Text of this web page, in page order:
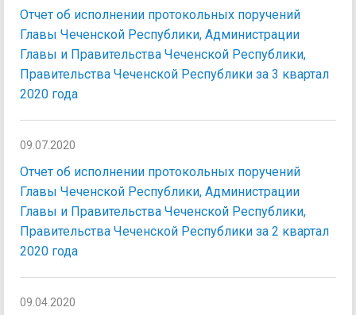
Отчет об исполнении протокольных поручений
Главы Чеченской Республики, Администрации
Главы и Правительства Чеченской Республики,
Правительства Чеченской Республики за 3 квартал
2020 года
09.07.2020
Отчет об исполнении протокольных поручений
Главы Чеченской Республики, Администрации
Главы и Правительства Чеченской Республики,
Правительства Чеченской Республики за 2 квартал
2020 года
09.04.2020